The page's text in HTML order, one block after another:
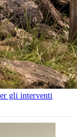
gli interventi